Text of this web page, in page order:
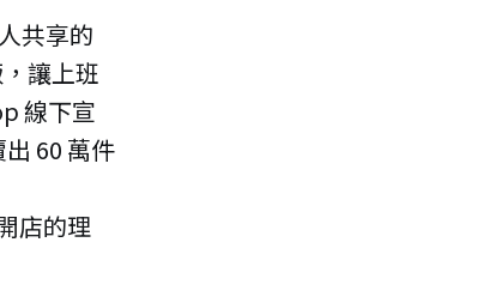
共享的
讓上班
線下宣
60 萬件
店的理